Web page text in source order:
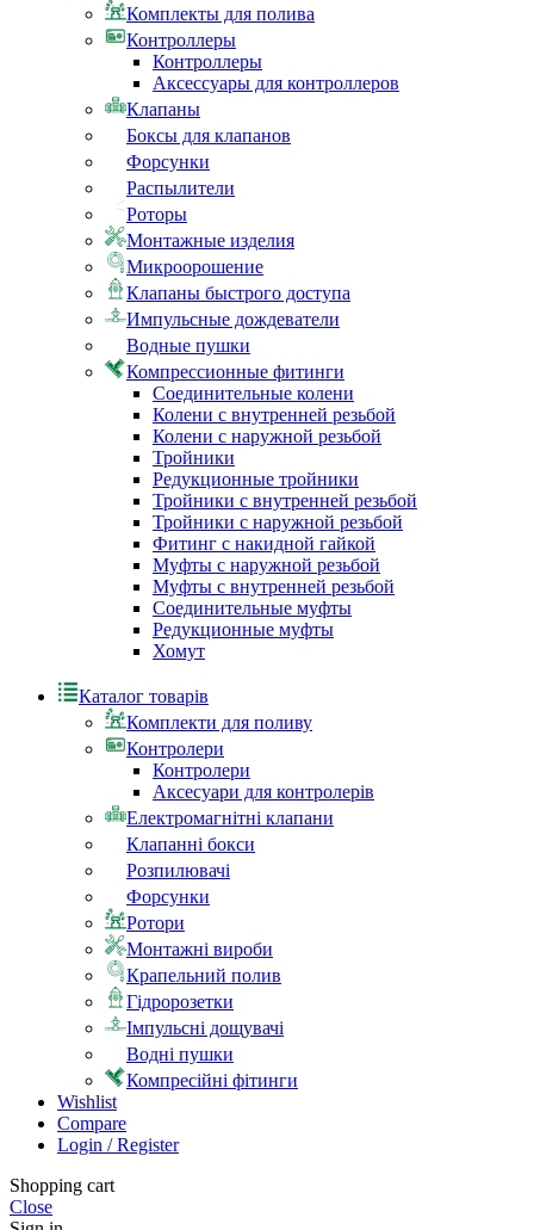
Комплекты для полива
Контроллеры
Контроллеры
Аксессуары для контроллеров
Клапаны
Боксы для клапанов
Форсунки
Распылители
Роторы
Монтажные изделия
Микроорошение
Клапаны быстрого доступа
Импульсные дождеватели
Водные пушки
Компрессионные фитинги
Соединительные колени
Колени с внутренней резьбой
Колени с наружной резьбой
Тройники
Редукционные тройники
Тройники с внутренней резьбой
Тройники с наружной резьбой
Фитинг с накидной гайкой
Муфты с наружной резьбой
Муфты с внутренней резьбой
Соединительные муфты
Редукционные муфты
Хомут
Каталог товарів
Комплекти для поливу
Контролери
Контролери
Аксесуари для контролерів
Електромагнітні клапани
Клапанні бокси
Розпилювачі
Форсунки
Ротори
Монтажні вироби
Крапельний полив
Гідророзетки
Імпульсні дощувачі
Водні пушки
Компресійні фітинги
Wishlist
Compare
Login / Register
Shopping cart
Close